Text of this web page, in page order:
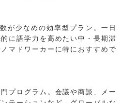
が少なめの効率型プラン。一日
に語学力を高めたい中・長期滞
マドワーカーに特におすすめで
プログラム。会議や商談、メー